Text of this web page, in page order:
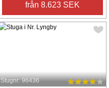
från 8.623 SEK
Stugnr: 96436